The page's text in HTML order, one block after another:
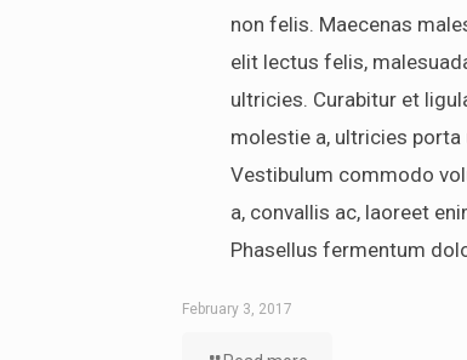
non felis. Maecenas
elit lectus felis,
ultricies. Curabitur et
molestie a, ultricies porta
Vestibulum commodo
a, convallis ac, laoreet
Phasellus fermentum
February 3, 2017